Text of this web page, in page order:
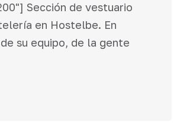
Sección de vestuario
en Hostelbe. En
su equipo, de la gente